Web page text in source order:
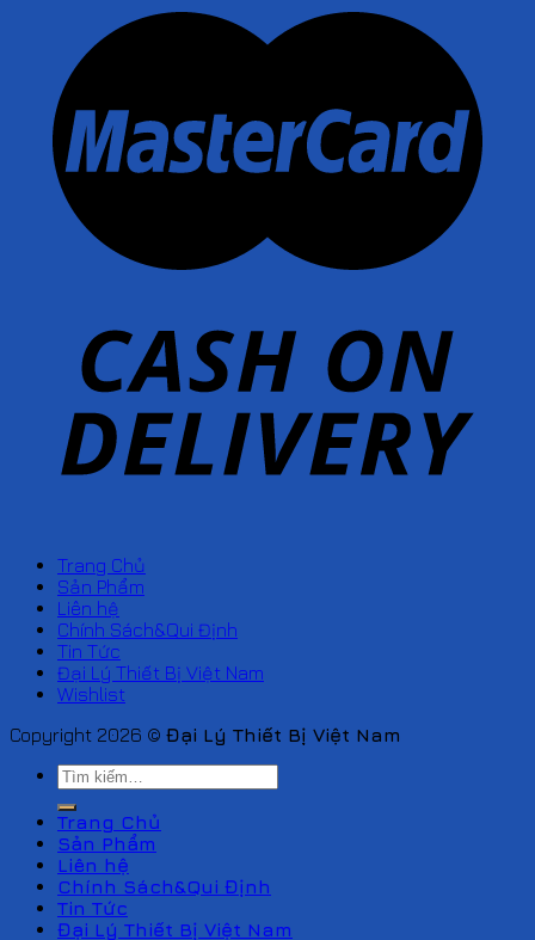
Trang Chủ
Sản Phẩm
Liên hệ
Chính Sách&Qui Định
Tin Tức
Đại Lý Thiết Bị Việt Nam
Wishlist
Copyright 2026 © Đại Lý Thiết Bị Việt Nam
Tìm
kiếm:
Trang Chủ
Sản Phẩm
Liên hệ
Chính Sách&Qui Định
Tin Tức
Đại Lý Thiết Bị Việt Nam